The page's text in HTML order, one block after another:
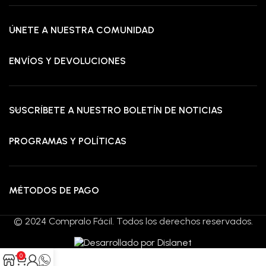
ÚNETE A NUESTRA COMUNIDAD
ENVÍOS Y DEVOLUCIONES
SUSCRÍBETE A NUESTRO BOLETÍN DE NOTICIAS
PROGRAMAS Y POLÍTICAS
MÉTODOS DE PAGO
© 2024 Compralo Fácil. Todos los derechos reservados.
0